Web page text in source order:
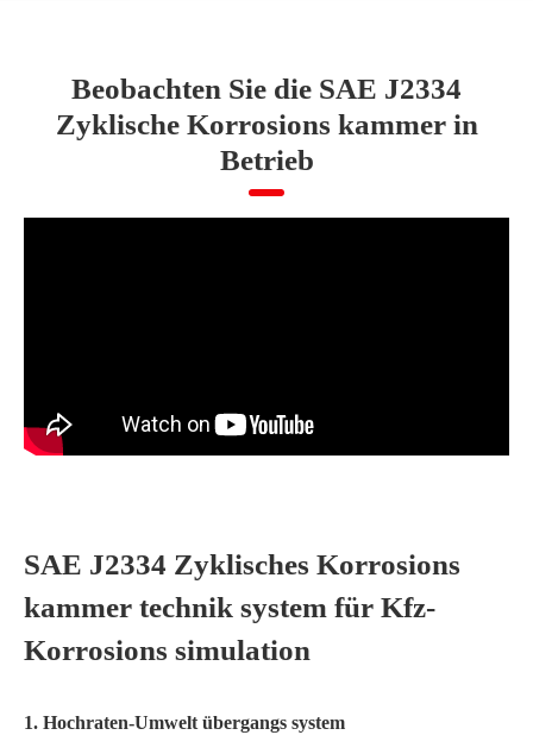
Beobachten Sie die SAE J2334
Zyklische Korrosions kammer in
Betrieb
SAE J2334 Zyklisches Korrosions
kammer technik system für Kfz-
Korrosions simulation
1. Hochraten-Umwelt übergangs system